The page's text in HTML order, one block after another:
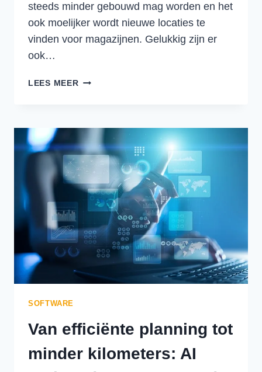
steeds minder gebouwd mag worden en het
ook moelijker wordt nieuwe locaties te
vinden voor magazijnen. Gelukkig zijn er
ook…
LEES MEERHOGERE
VAN
MENS
NAAR
MACHINE
SOFTWARE
Van efficiënte planning tot
minder kilometers: AI